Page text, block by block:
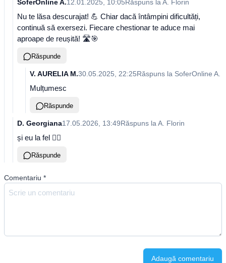
SoferOnline A.12.01.2025, 10:05Răspuns la A. Florin
Nu te lăsa descurajat! 💪 Chiar dacă întâmpini dificultăți,
continuă să exersezi. Fiecare chestionar te aduce mai
aproape de reușită! 🛣️🎯
Răspunde
V. AURELIA M.30.05.2025, 22:25Răspuns la SoferOnline A.
Mulțumesc
Răspunde
D. Georgiana17.05.2026, 13:49Răspuns la A. Florin
și eu la fel 🤦‍♀️
Răspunde
Comentariu *
Adaugă comentariu